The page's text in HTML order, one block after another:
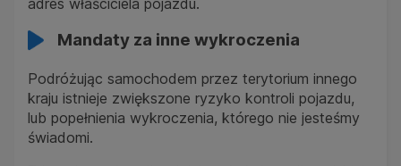
Mandaty za inne wykroczenia
Podróżując samochodem przez terytorium innego
kraju istnieje zwiększone ryzyko kontroli pojazdu,
lub popełnienia wykroczenia, którego nie jesteśmy
świadomi.